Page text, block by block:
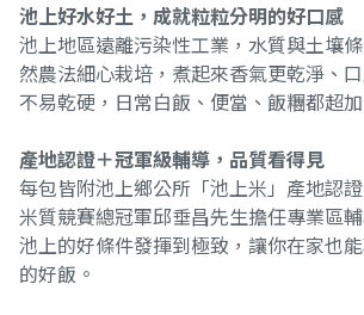
池上好水好土，成就粒粒分明的好口感
池上地區遠離污染性工業，水質與土壤
然農法細心栽培，煮起來香氣更乾淨、
不易乾硬，日常白飯、便當、飯糰都超加
產地認證＋冠軍級輔導，品質看得見
每包皆附池上鄉公所「池上米」產地認
米質競賽總冠軍邱垂昌先生擔任專業區
池上的好條件發揮到極致，讓你在家也
的好飯。